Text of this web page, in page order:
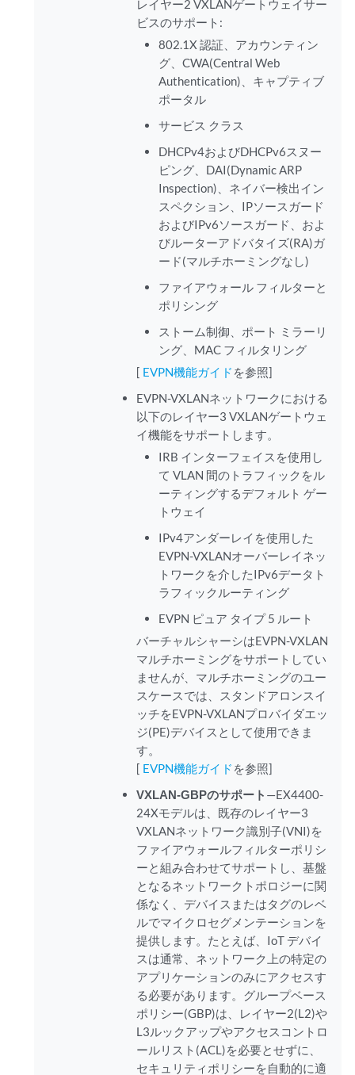
レイヤー2 VXLANゲートウェイサー
ビスのサポート:
802.1X 認証、アカウンティン
グ、CWA(Central Web
Authentication)、キャプティブ
ポータル
サービス クラス
DHCPv4およびDHCPv6スヌー
ピング、DAI(Dynamic ARP
Inspection)、ネイバー検出イン
スペクション、IPソースガード
およびIPv6ソースガード、およ
びルーターアドバタイズ(RA)ガ
ード(マルチホーミングなし)
ファイアウォール フィルターと
ポリシング
ストーム制御、ポート ミラーリ
ング、MAC フィルタリング
[ EVPN機能ガイド を参照]
EVPN-VXLANネットワークにおける
以下のレイヤー3 VXLANゲートウェ
イ機能をサポートします。
IRB インターフェイスを使用し
て VLAN 間のトラフィックをル
ーティングするデフォルト ゲー
トウェイ
IPv4アンダーレイを使用した
EVPN-VXLANオーバーレイネッ
トワークを介したIPv6データト
ラフィックルーティング
EVPN ピュア タイプ 5 ルート
バーチャルシャーシはEVPN-VXLAN
マルチホーミングをサポートしてい
ませんが、マルチホーミングのユー
スケースでは、スタンドアロンスイ
ッチをEVPN-VXLANプロバイダエッ
ジ(PE)デバイスとして使用できま
す。
[ EVPN機能ガイド を参照]
VXLAN-GBPのサポート —EX4400-
24Xモデルは、既存のレイヤー3
VXLANネットワーク識別子(VNI)を
ファイアウォールフィルターポリシ
ーと組み合わせてサポートし、基盤
となるネットワークトポロジーに関
係なく、デバイスまたはタグのレベ
ルでマイクロセグメンテーションを
提供します。たとえば、IoT デバイ
スは通常、ネットワーク上の特定の
アプリケーションのみにアクセスす
る必要があります。グループベース
ポリシー(GBP)は、レイヤー2(L2)や
L3ルックアップやアクセスコントロ
ールリスト(ACL)を必要とせずに、
セキュリティポリシーを自動的に適